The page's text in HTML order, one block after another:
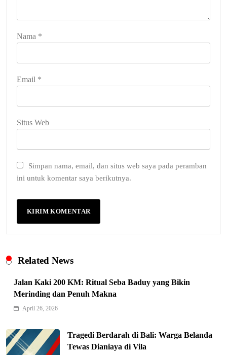
5
Kunci Rantai Pasok AI Global
Hukum & Kriminalitas
Nama *
Email *
Situs Web
Simpan nama, email, dan situs web saya pada peramban
ini untuk komentar saya berikutnya.
Related News
Jalan Kaki 200 KM: Ritual Seba Baduy yang Bikin
Merinding dan Penuh Makna
April 26, 2026
Tragedi Berdarah di Bali: Warga Belanda
Tewas Dianiaya di Vila